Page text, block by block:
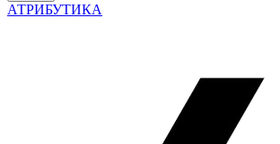
АТРИБУТИКА